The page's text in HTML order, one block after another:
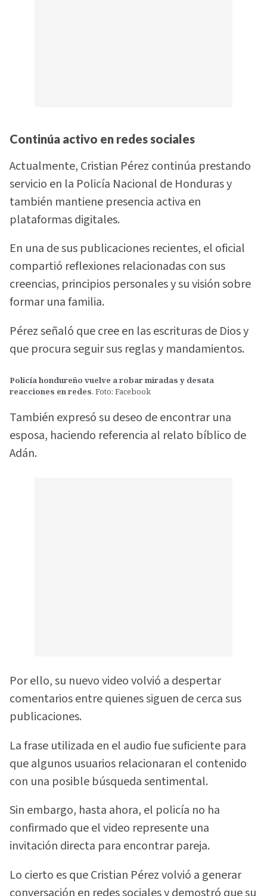
Continúa activo en redes sociales
Actualmente, Cristian Pérez continúa prestando
servicio en la Policía Nacional de Honduras y
también mantiene presencia activa en
plataformas digitales.
En una de sus publicaciones recientes, el oficial
compartió reflexiones relacionadas con sus
creencias, principios personales y su visión sobre
formar una familia.
Pérez señaló que cree en las escrituras de Dios y
que procura seguir sus reglas y mandamientos.
Policía hondureño vuelve a robar miradas y desata
reacciones en redes. Foto: Facebook
También expresó su deseo de encontrar una
esposa, haciendo referencia al relato bíblico de
Adán.
Por ello, su nuevo video volvió a despertar
comentarios entre quienes siguen de cerca sus
publicaciones.
La frase utilizada en el audio fue suficiente para
que algunos usuarios relacionaran el contenido
con una posible búsqueda sentimental.
Sin embargo, hasta ahora, el policía no ha
confirmado que el video represente una
invitación directa para encontrar pareja.
Lo cierto es que Cristian Pérez volvió a generar